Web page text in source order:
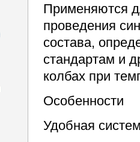
Применяются
проведения
состава,
стандартам и
колбах при
Особенности
Удобная